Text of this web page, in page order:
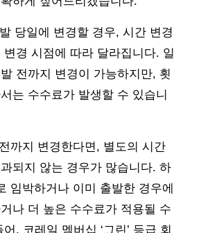
당일에 변경할 경우, 시간 변경
경 시점에 따라 달라집니다. 일
전까지 변경이 가능하지만, 횟
는 수수료가 발생할 수 있습니
까지 변경한다면, 별도의 시간
되지 않는 경우가 많습니다. 하
임박하거나 이미 출발한 경우에
나 더 높은 수수료가 적용될 수
, 코레일 멤버십 ‘그린’ 등급 회